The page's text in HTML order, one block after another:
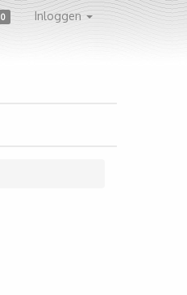
0 Inloggen